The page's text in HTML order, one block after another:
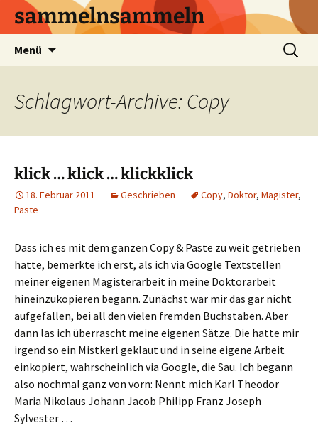
sammelnsammeln
Menü
Suchen
nach:
Schlagwort-Archive: Copy
klick … klick … klickklick
18. Februar 2011 Geschrieben Copy, Doktor, Magister,
Paste
Dass ich es mit dem ganzen Copy & Paste zu weit getrieben
hatte, bemerkte ich erst, als ich via Google Textstellen
meiner eigenen Magisterarbeit in meine Doktorarbeit
hineinzukopieren begann. Zunächst war mir das gar nicht
aufgefallen, bei all den vielen fremden Buchstaben. Aber
dann las ich überrascht meine eigenen Sätze. Die hatte mir
irgend so ein Mistkerl geklaut und in seine eigene Arbeit
einkopiert, wahrscheinlich via Google, die Sau. Ich begann
also nochmal ganz von vorn: Nennt mich Karl Theodor
Maria Nikolaus Johann Jacob Philipp Franz Joseph
Sylvester …